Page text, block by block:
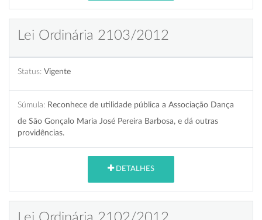
Lei Ordinária 2103/2012
Status: Vigente
Súmula: Reconhece de utilidade pública a Associação Dança
de São Gonçalo Maria José Pereira Barbosa, e dá outras
providências.
DETALHES